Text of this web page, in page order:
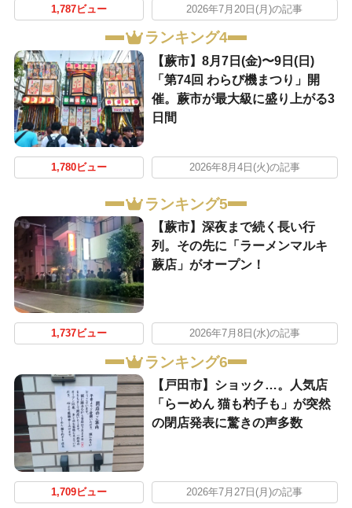
1,787ビュー 2026年7月20日(月)の記事
ランキング4
【蕨市】8月7日(金)〜9日(日)
「第74回 わらび機まつり」開
催。蕨市が最大級に盛り上がる3
日間
1,780ビュー 2026年8月4日(火)の記事
ランキング5
【蕨市】深夜まで続く長い行
列。その先に「ラーメンマルキ
蕨店」がオープン！
1,737ビュー 2026年7月8日(水)の記事
ランキング6
【戸田市】ショック…。人気店
「らーめん 猫も杓子も」が突然
の閉店発表に驚きの声多数
1,709ビュー 2026年7月27日(月)の記事